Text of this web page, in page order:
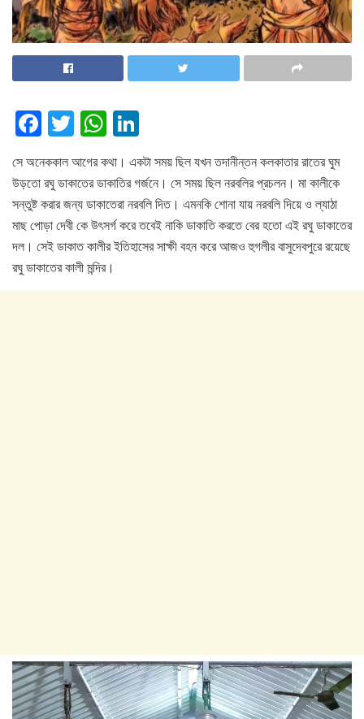
F
a
c
e
b
o
o
T
wi
tt
er
W
h
at
s
A
p
p
n
k
e
dI
n
সে অনেককাল আগের কথা। একটা সময় ছিল যখন তদানীন্তন কলকাতার রাতের ঘুম
উড়তো রঘু ডাকাতের ডাকাতির গর্জনে। সে সময় ছিল নরবলির প্রচলন। মা কালীকে
সন্তুষ্ট করার জন্য ডাকাতেরা নরবলি দিত। এমনকি শোনা যায় নরবলি দিয়ে ও ল্যাঠা
মাছ পোড়া দেবী কে উৎসর্গ করে তবেই নাকি ডাকাতি করতে বের হতো এই রঘু ডাকাতের
দল। সেই ডাকাত কালীর ইতিহাসের সাক্ষী বহন করে আজও হুগলীর বাসুদেবপুরে রয়েছে
রঘু ডাকাতের কালী মন্দির।